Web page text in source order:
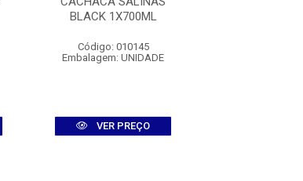
BLACK 1X700ML
Código: 010145
Embalagem: UNIDADE
VER PREÇO